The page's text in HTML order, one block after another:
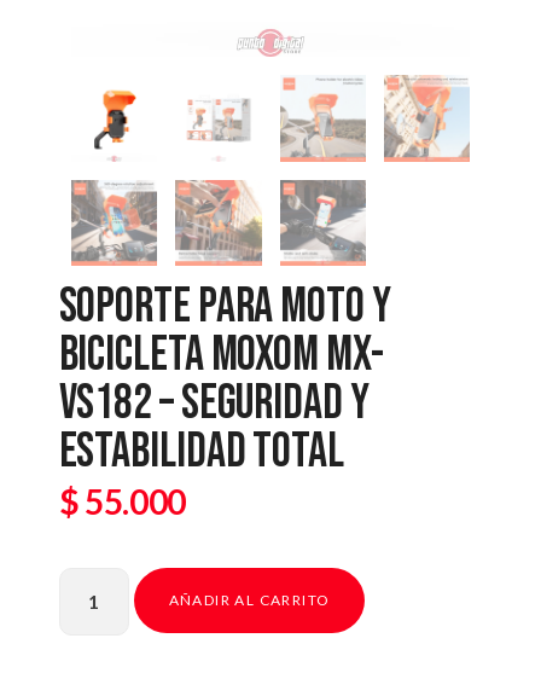
SOPORTE PARA MOTO Y
BICICLETA MOXOM MX-
VS182 – SEGURIDAD Y
ESTABILIDAD TOTAL
$55.000
AÑADIR AL CARRITO